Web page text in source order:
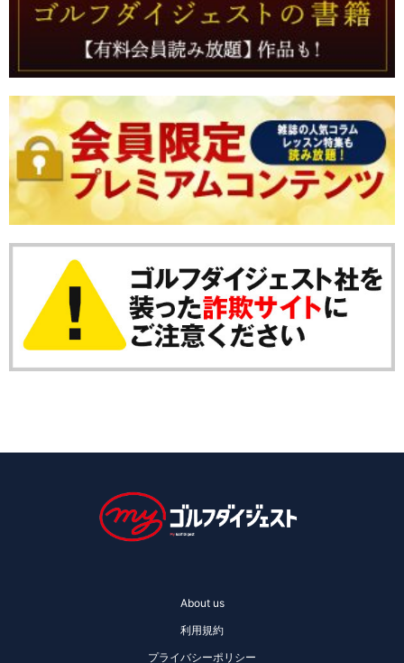
About us
利用規約
プライバシーポリシー